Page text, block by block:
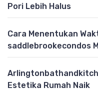
Pori Lebih Halus
Cara Menentukan
saddlebrookecondos
Estetika Rumah Naik